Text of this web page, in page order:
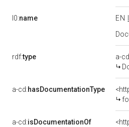
l0:name EN
rdf:type
a-
a-cd:hasDocumentationType
a-cd:isDocumentationOf